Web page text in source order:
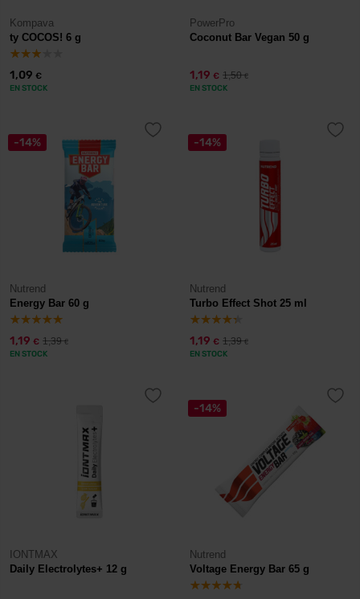
Kompava
ty COCOS! 6 g
1,09 €
EN STOCK
PowerPro
Coconut Bar Vegan 50 g
1,19 € 1,50€
EN STOCK
-14%
Nutrend
Energy Bar 60 g
1,19 € 1,39€
EN STOCK
-14%
Nutrend
Turbo Effect Shot 25 ml
1,19 € 1,39€
EN STOCK
IONTMAX
Daily Electrolytes+ 12 g
-14%
Nutrend
Voltage Energy Bar 65 g